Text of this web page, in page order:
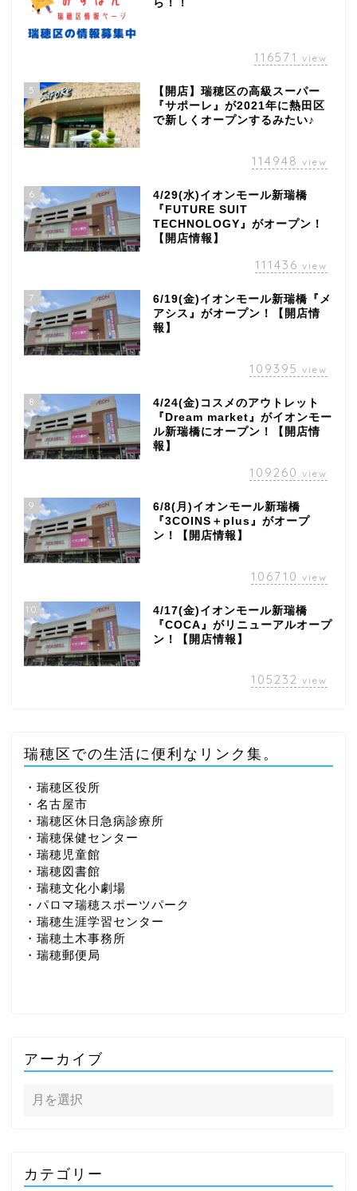
ら！！
116571 view
5
【開店】瑞穂区の高級スーパー
『サポーレ』が2021年に熱田区
で新しくオープンするみたい♪
114948 view
6
4/29(水)イオンモール新瑞橋
『FUTURE SUIT
TECHNOLOGY』がオープン！
【開店情報】
111436 view
7
6/19(金)イオンモール新瑞橋『メ
アシス』がオープン！【開店情
報】
109395 view
8
4/24(金)コスメのアウトレット
『Dream market』がイオンモー
ル新瑞橋にオープン！【開店情
報】
109260 view
9
6/8(月)イオンモール新瑞橋
『3COINS＋plus』がオープ
ン！【開店情報】
106710 view
10
4/17(金)イオンモール新瑞橋
『COCA』がリニューアルオープ
ン！【開店情報】
105232 view
瑞穂区での生活に便利なリンク集。
・瑞穂区役所
・名古屋市
・瑞穂区休日急病診療所
・瑞穂保健センター
・瑞穂児童館
・瑞穂図書館
・瑞穂文化小劇場
・パロマ瑞穂スポーツパーク
・瑞穂生涯学習センター
・瑞穂土木事務所
・瑞穂郵便局
アーカイブ
カテゴリー